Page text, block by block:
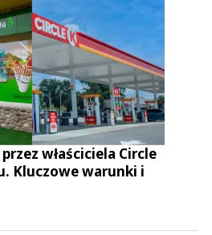
właściciela Circle
Kluczowe warunki i